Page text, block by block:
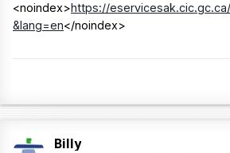
<noindex>https://
&lang=en</noindex>
Billy